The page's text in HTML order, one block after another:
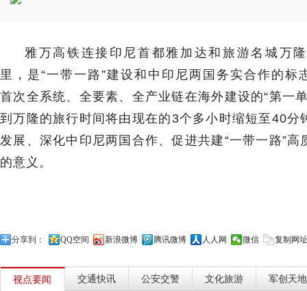
雅万高铁连接印尼首都雅加达和旅游名城万
里，是“一带一路”建设和中印尼两国务实合作的标
首次全系统、全要素、全产业链在海外建设的“第一
到万隆的旅行时间将由现在的3个多小时缩短至40分
发展、深化中印尼两国合作、促进共建“一带一路”
的意义。
分享到： QQ空间 新浪微博 腾讯微博 人人网 微信 复制网址
视点要闻 交通快讯 公安交警 文化旅游 军创天地